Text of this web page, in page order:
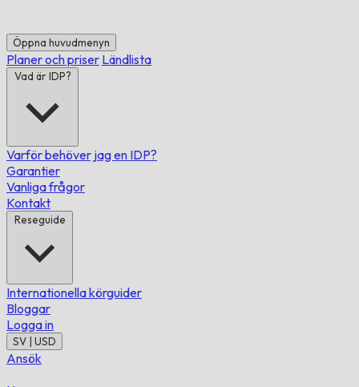
Öppna huvudmenyn
Planer och priser Ländlista
Vad är IDP?
Varför behöver jag en IDP?
Garantier
Vanliga frågor
Kontakt
Reseguide
Internationella körguider
Bloggar
Logga in
SV | USD
Ansök